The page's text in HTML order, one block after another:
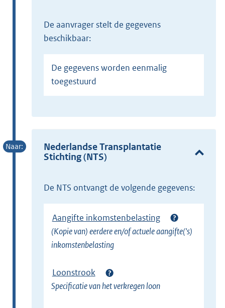
de aanvrager stelt de gegevens
beschikbaar:
De gegevens worden eenmalig
toegestuurd
Nederlandse Transplantatie
Stichting (NTS)
de NTS ontvangt de volgende gegevens:
Aangifte inkomstenbelasting
(Kopie van) eerdere en/of actuele aangifte('s)
inkomstenbelasting
Loonstrook
Specificatie van het verkregen loon